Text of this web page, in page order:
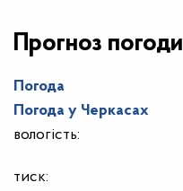
Прогноз погоди
Погода
Погода у Черкасах
вологість:
тиск: